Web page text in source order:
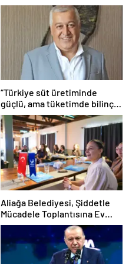
“Türkiye süt üretiminde
güçlü, ama tüketimde bilinç
şart”
Aliağa Belediyesi, Şiddetle
Mücadele Toplantısına Ev
Sahipliği Yaptı